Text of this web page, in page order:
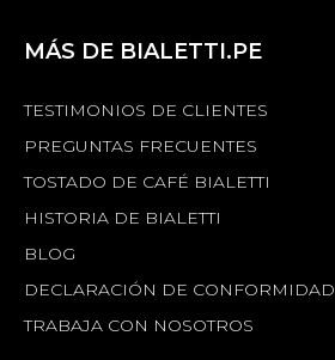
MÁS DE BIALETTI.PE
TESTIMONIOS DE CLIENTES
PREGUNTAS FRECUENTES
TOSTADO DE CAFÉ BIALETTI
HISTORIA DE BIALETTI
BLOG
DECLARACIÓN DE CONFORMIDAD
TRABAJA CON NOSOTROS